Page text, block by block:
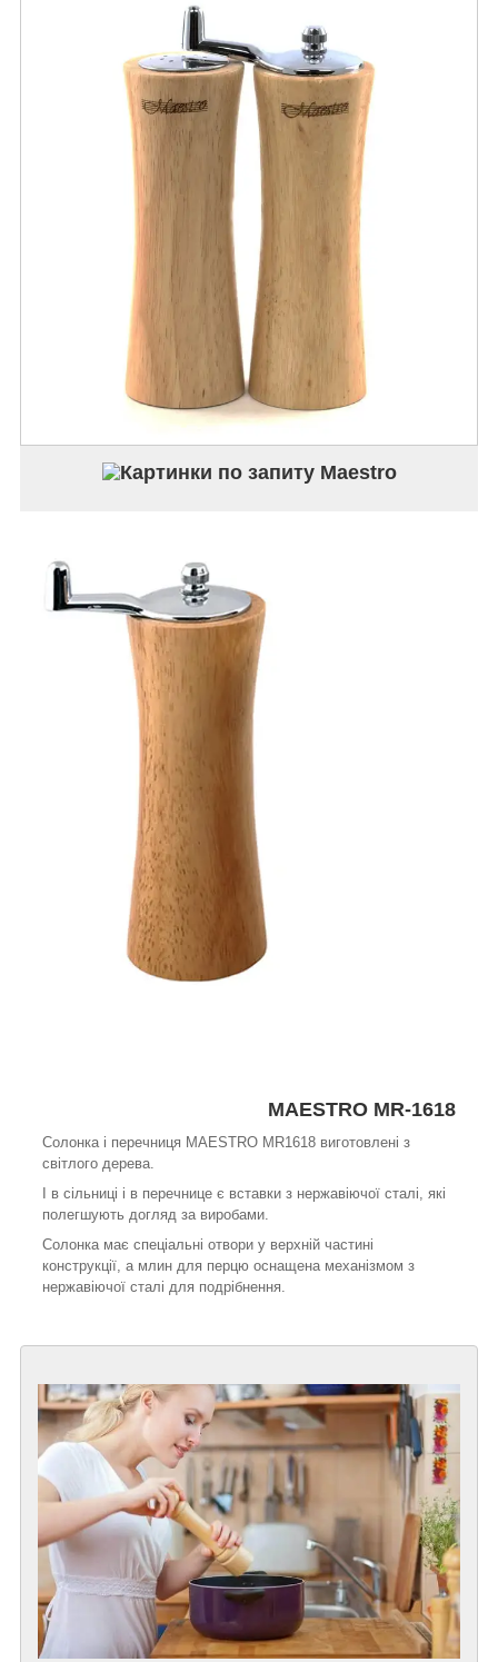
MAESTRO MR-1618
Солонка і перечниця MAESTRO MR1618 виготовлені з
світлого дерева.
І в сільниці і в перечнице є вставки з нержавіючої сталі, які
полегшують догляд за виробами.
Солонка має спеціальні отвори у верхній частині
конструкції, а млин для перцю оснащена механізмом з
нержавіючої сталі для подрібнення.